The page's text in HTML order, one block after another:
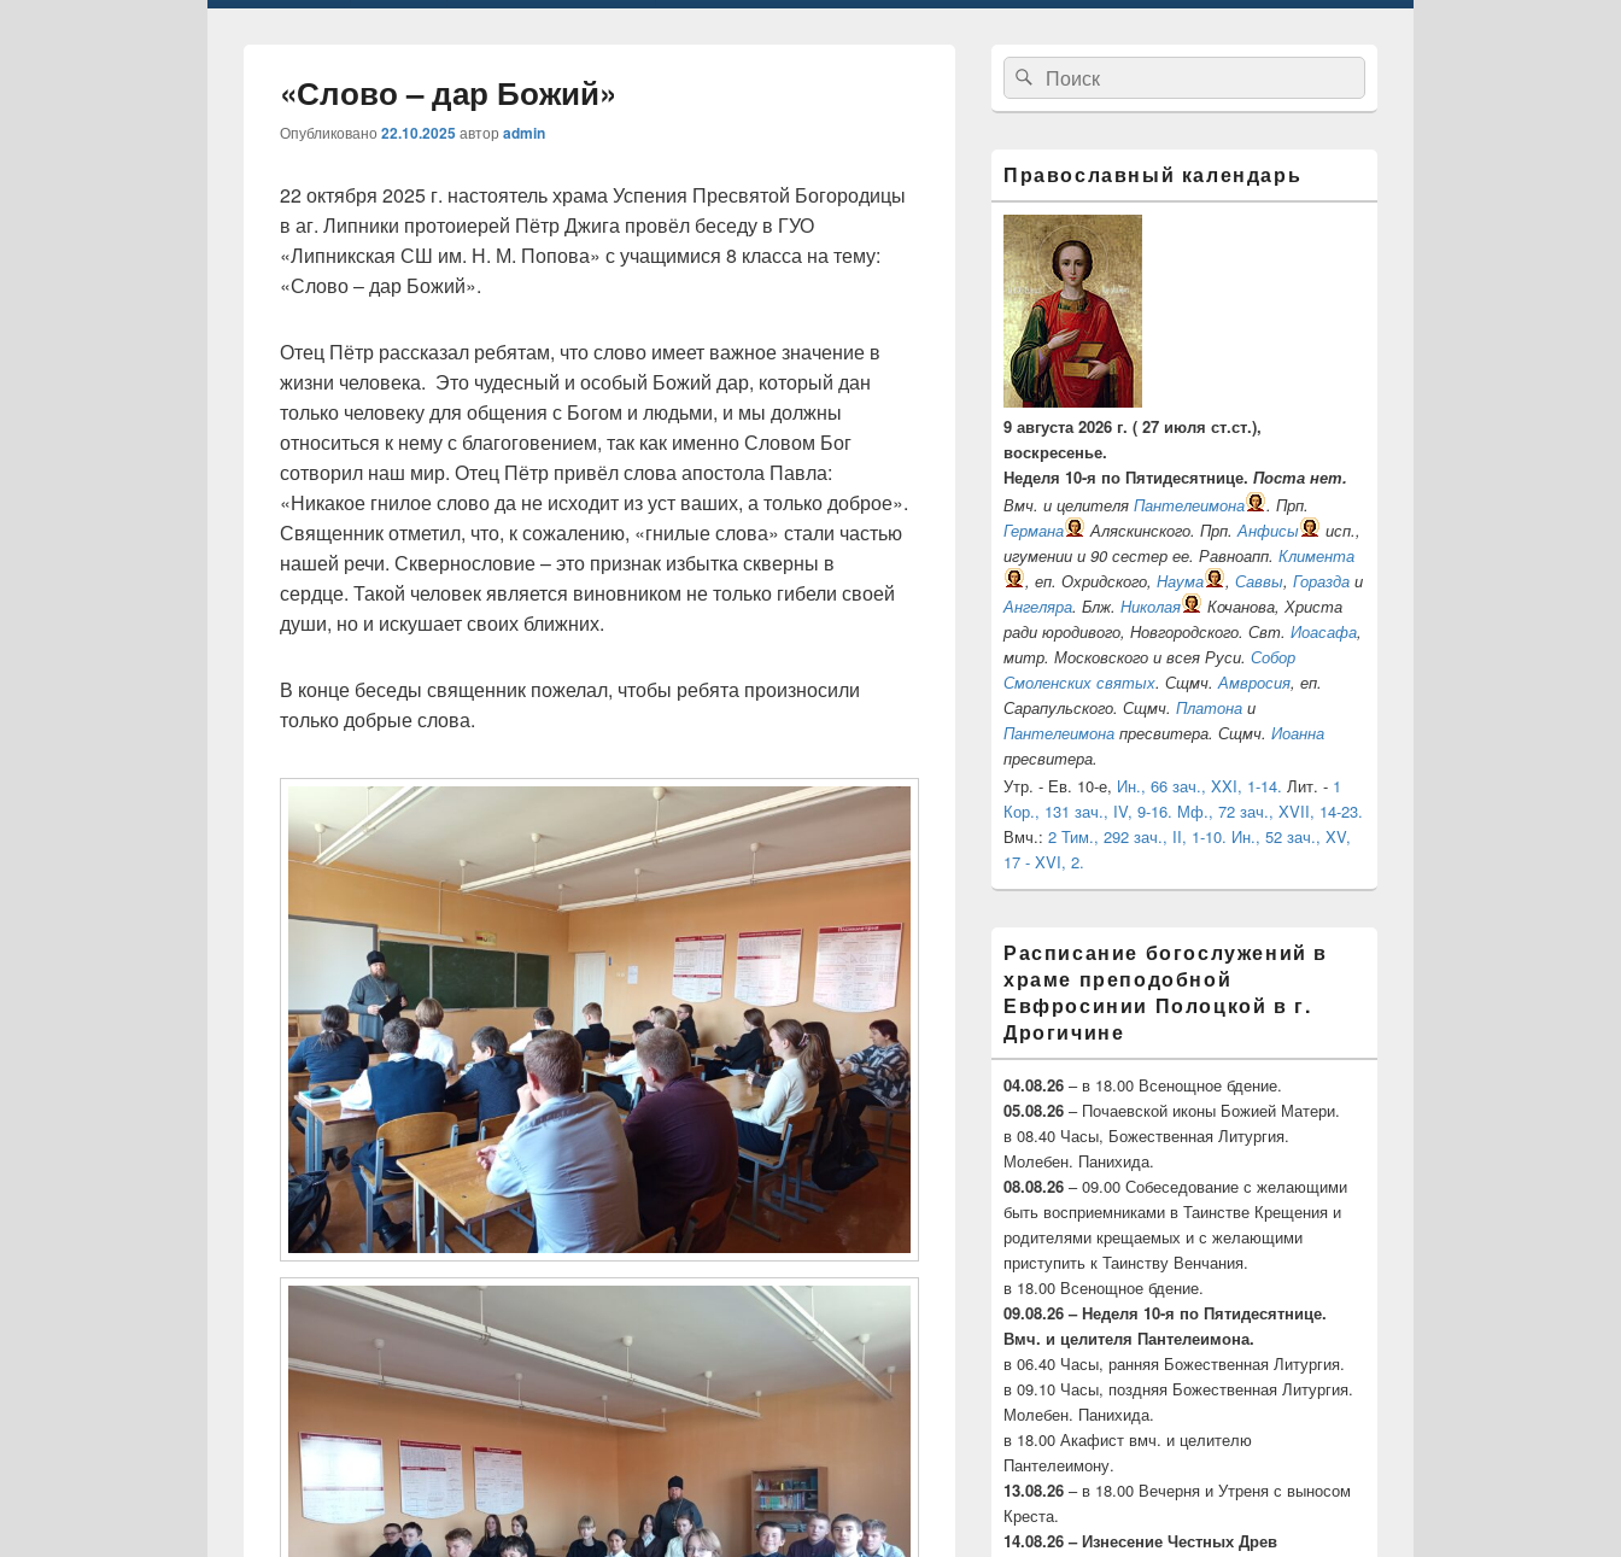
«Слово – дар Божий»
Опубликовано 22.10.2025автор admin
22 октября 2025 г. настоятель храма Успения Пресвятой Богородицы
в аг. Липники протоиерей Пётр Джига провёл беседу в ГУО
«Липникская СШ им. Н. М. Попова» с учащимися 8 класса на тему:
«Слово – дар Божий».
Отец Пётр рассказал ребятам, что слово имеет важное значение в
жизни человека. Это чудесный и особый Божий дар, который дан
только человеку для общения с Богом и людьми, и мы должны
относиться к нему с благоговением, так как именно Словом Бог
сотворил наш мир. Отец Пётр привёл слова апостола Павла:
«Никакое гнилое слово да не исходит из уст ваших, а только доброе».
Священник отметил, что, к сожалению, «гнилые слова» стали частью
нашей речи. Сквернословие – это признак избытка скверны в
сердце. Такой человек является виновником не только гибели своей
души, но и искушает своих ближних.
В конце беседы священник пожелал, чтобы ребята произносили
только добрые слова.
Область
основной
боковой
панели
Найти:Поиск
Православный календарь
9 августа 2026 г. ( 27 июля ст.ст.),
воскресенье.
Неделя 10-я по Пятидесятнице. Поста нет.
Вмч. и целителя Пантелеимона
. Прп.
Германа
Аляскинского. Прп.Анфисы
исп.,
игумении и 90 сестер ее. Равноапп. Климента
, еп. Охридского, Наума , Саввы, Горазда и
Ангеляра. Блж. Николая
Кочанова, Христа
ради юродивого, Новгородского. Свт. Иоасафа,
митр. Московского и всея Руси. Собор
Смоленских святых. Сщмч.Амвросия, еп.
Сарапульского. Сщмч. Платона и
Пантелеимона пресвитера. Сщмч. Иоанна
пресвитера.
Утр. - Ев. 10-е, Ин., 66 зач., XXI, 1-14. Лит. - 1
Кор., 131 зач., IV, 9-16. Мф., 72 зач., XVII, 14-23.
Вмч.: 2 Тим., 292 зач., II, 1-10. Ин., 52 зач., XV,
17 - XVI, 2.
Расписание богослужений в
храме преподобной
Евфросинии Полоцкой в г.
Дрогичине
04.08.26 – в 18.00 Всенощное бдение.
05.08.26 – Почаевской иконы Божией Матери.
в 08.40 Часы, Божественная Литургия.
Молебен. Панихида.
08.08.26 – 09.00 Собеседование с желающими
быть восприемниками в Таинстве Крещения и
родителями крещаемых и с желающими
приступить к Таинству Венчания.
в 18.00 Всенощное бдение.
09.08.26 – Неделя 10-я по Пятидесятнице.
Вмч. и целителя Пантелеимона.
в 06.40 Часы, ранняя Божественная Литургия.
в 09.10 Часы, поздняя Божественная Литургия.
Молебен. Панихида.
в 18.00 Акафист вмч. и целителю
Пантелеимону.
13.08.26 – в 18.00 Вечерня и Утреня с выносом
Креста.
14.08.26 – Изнесение Честных Древ